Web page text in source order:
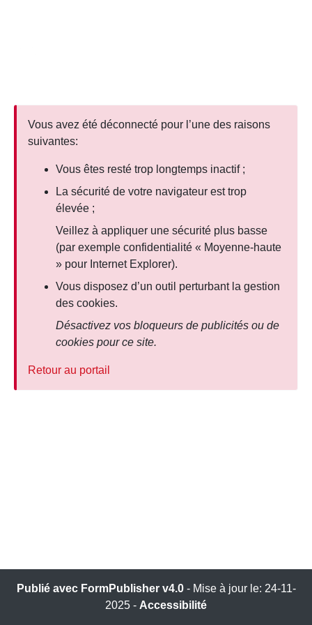
Vous avez été déconnecté pour l’une des raisons
suivantes:
Vous êtes resté trop longtemps inactif ;
La sécurité de votre navigateur est trop
élevée ;
Veillez à appliquer une sécurité plus basse
(par exemple confidentialité « Moyenne-haute
» pour Internet Explorer).
Vous disposez d’un outil perturbant la gestion
des cookies.
Désactivez vos bloqueurs de publicités ou de
cookies pour ce site.
Retour au portail
Publié avec FormPublisher v4.0
Mise à jour le: 24-11-
2025
Accessibilité